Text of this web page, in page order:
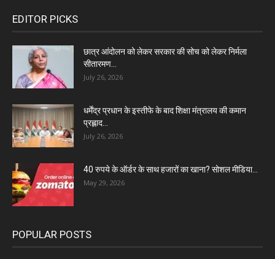
EDITOR PICKS
छात्र आंदोलन को लेकर सरकार की सोच को लेकर निर्मला
सीतारमण...
July 26, 2026
धर्मेंद्र प्रधान के इस्तीफे के बाद शिक्षा मंत्रालय की कमान
प्रह्लाद...
July 26, 2026
40 रुपये के ऑर्डर के साथ हजारों का खाना? सोशल मीडिया...
May 29, 2026
POPULAR POSTS